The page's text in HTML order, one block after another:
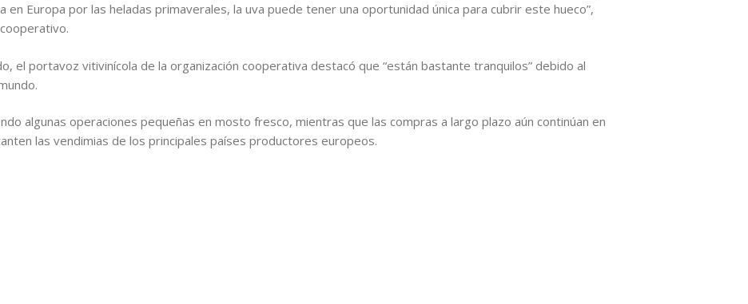
en Europa por las heladas primaverales, la uva puede tener una oportunidad única para cubrir este hueco”,
el portavoz vitivinícola de la organización cooperativa destacó que “están bastante tranquilos” debido al
algunas operaciones pequeñas en mosto fresco, mientras que las compras a largo plazo aún continúan en
las vendimias de los principales países productores europeos.